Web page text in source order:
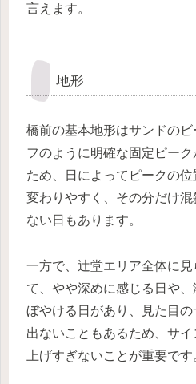
言えます。
地形
橋前の基本地形はサンドの
フのように明確な固定ピー
ため、日によってピークの
変わりやすく、その分だけ
ない日もあります。
一方で、辻堂エリア全体に
て、やや深めに感じる日や
ぼやける日があり、見た目
出ないこともあるため、サ
上げすぎないことが重要です